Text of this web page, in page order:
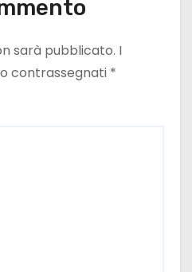
sarà pubblicato. I
contrassegnati *